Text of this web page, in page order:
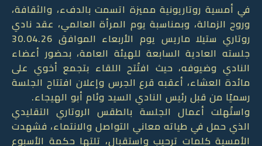
في أمسية روتاريونية مميزة اتسمت بالدفء، والثقافة،
وروح الزمالة، وبمناسبة يوم المرأة العالمي، عقد نادي
روتاري ستيلا ماريس يوم الأربعاء الموافق 30.04.26
جلسته العادية السابعة للهيئة العامة، بحضور أعضاء
النادي وضيوفه، حيث افتُتح اللقاء بتجمع أخوي على
مائدة العشاء، أعقبه قرع الجرس وإعلان افتتاح الجلسة
رسميًا من قبل رئيس النادي السيد وئام أبو الهيجاء.
واستُهلت أعمال الجلسة بالطقس الروتاري التقليدي
الذي حمل في طياته معاني التواصل والانتماء، فشهدت
الأمسية كلمات ترحيب واستقبال، تلتها حكمة الأسبوع